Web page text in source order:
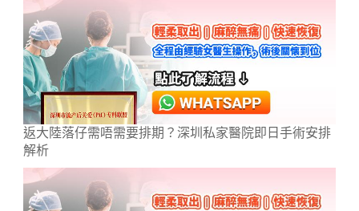
返大陸落仔需唔需要排期？深圳私家醫院即日手術安排
解析